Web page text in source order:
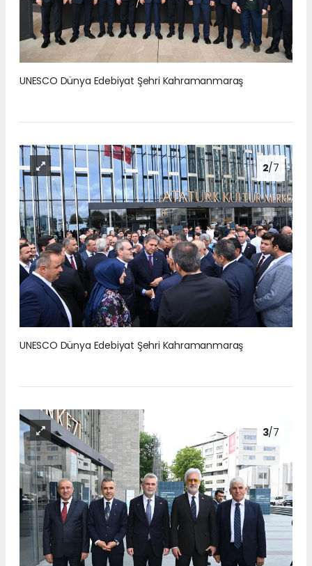
UNESCO Dünya Edebiyat Şehri Kahramanmaraş
2/7
UNESCO Dünya Edebiyat Şehri Kahramanmaraş
3/7